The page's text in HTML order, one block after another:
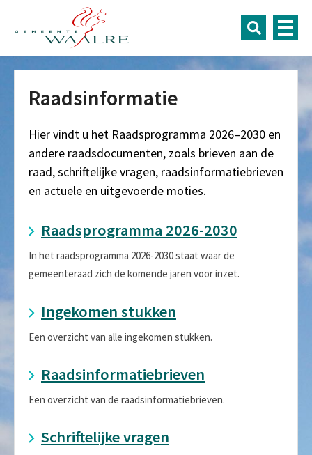
Raadsinformatie
Hier vindt u het Raadsprogramma 2026–2030 en
andere raadsdocumenten, zoals brieven aan de
raad, schriftelijke vragen, raadsinformatiebrieven
en actuele en uitgevoerde moties.
Raadsprogramma 2026-2030
In het raadsprogramma 2026-2030 staat waar de
gemeenteraad zich de komende jaren voor inzet.
Ingekomen stukken
Een overzicht van alle ingekomen stukken.
Raadsinformatiebrieven
Een overzicht van de raadsinformatiebrieven.
Schriftelijke vragen